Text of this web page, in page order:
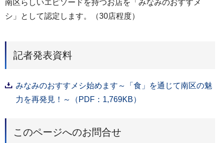
南区らしいエピソードを持つお店を「みなみのおすすメ
シ」として認定します。（30店程度）
記者発表資料
みなみのおすすメシ始めます～「食」を通じて南区の魅
力を再発見！～（PDF：1,769KB）
このページへのお問合せ